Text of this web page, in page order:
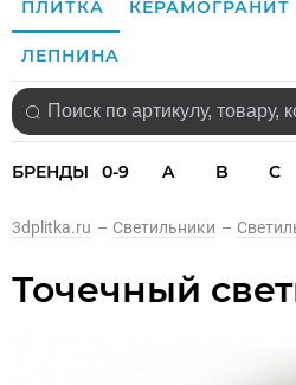
ПЛИТКА КЕРАМОГРАНИТ
ЛЕПНИНА
БРЕНДЫ 0-9 A B C
3dplitka.ru – Светильники –
Точечный